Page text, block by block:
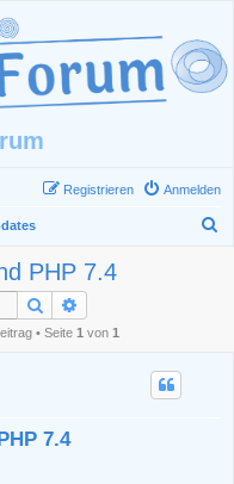
Anmelden
Registrieren
PHP 7.4
Suche
• Seite 1 von 1
7.4